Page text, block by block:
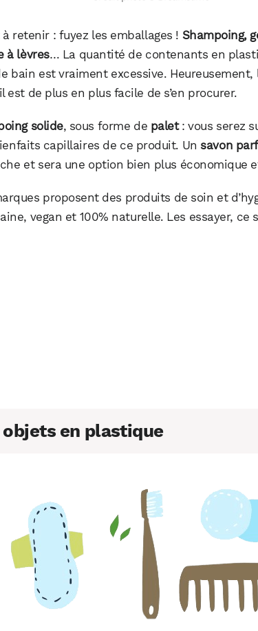
retenir : fuyez les emballages ! Shampoing,
à lèvres… La quantité de contenants en
bain est vraiment excessive. Heureusement,
est de plus en plus facile de s’en procurer.
solide, sous forme de palet: vous serez
capillaires de ce produit. Unsavon
et sera une option bien plus économique
proposent des produits de soin et
vegan et 100% naturelle. Les essayer, ce
en plastique